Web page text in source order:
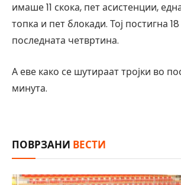
имаше 11 скока, пет асистенции,
топка и пет блокади. Тој постигна
последната четвртина.
А еве како се шутираат тројки во
минута.
ПОВРЗАНИ ВЕСТИ